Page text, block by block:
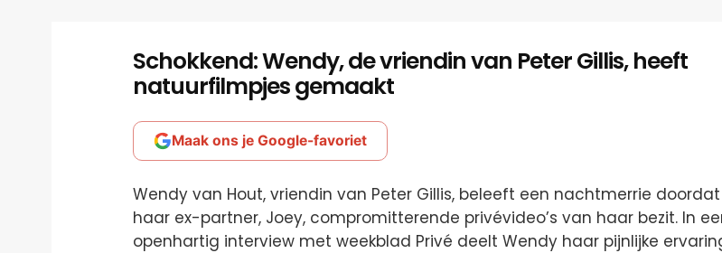
Schokkend: Wendy, de vriendin van Peter Gillis, heeft
natuurfilmpjes gemaakt
Maak ons je Google-favoriet
Wendy van Hout, vriendin van Peter Gillis, beleeft een nachtmerrie doordat
haar ex-partner, Joey, compromitterende privévideo’s van haar bezit. In
openhartig interview met weekblad Privé deelt Wendy haar pijnlijke